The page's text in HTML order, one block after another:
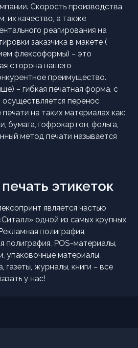
Скорость производства
их качество, а также
реагирования на
заказчика в макете (
флексоформы) – это
сторона нашего
преимущество.
– гибкая печатная форма, с
перенос
на таких материалах как:
бумага, гофрокартон, фольга,
метод печати называется
этикеток
является частью
одной из самых крупных
полиграфия,
полиграфия, POS-материалы,
упаковочные материалы,
газеты, журналы, книги – все
у нас!